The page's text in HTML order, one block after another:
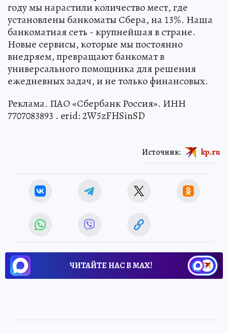
году мы нарастили количество мест, где
установлены банкоматы Сбера, на 13%. Наша
банкоматная сеть - крупнейшая в стране.
Новые сервисы, которые мы постоянно
внедряем, превращают банкомат в
универсального помощника для решения
ежедневных задач, и не только финансовых.
Реклама. ПАО «Сбербанк Россия». ИНН
7707083893 . erid: 2W5zFHSinSD
Источник: kp.ru
ЧИТАЙТЕ НАС В МАХ!